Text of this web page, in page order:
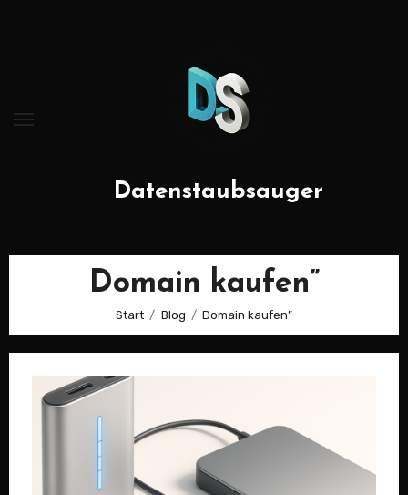
Datenstaubsauger
Domain kaufen”
Start Blog Domain kaufen”